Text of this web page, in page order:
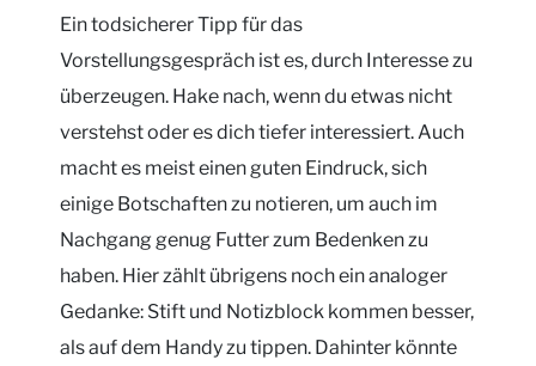
Ein todsicherer Tipp für das
Vorstellungsgespräch ist es, durch Interesse zu
überzeugen. Hake nach, wenn du etwas nicht
verstehst oder es dich tiefer interessiert. Auch
macht es meist einen guten Eindruck, sich
einige Botschaften zu notieren, um auch im
Nachgang genug Futter zum Bedenken zu
haben. Hier zählt übrigens noch ein analoger
Gedanke: Stift und Notizblock kommen besser,
als auf dem Handy zu tippen. Dahinter könnte